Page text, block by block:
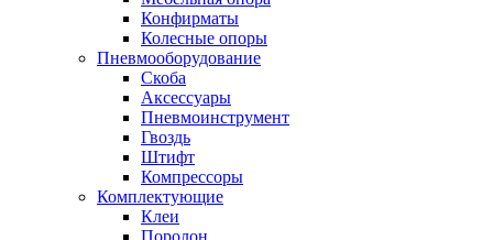
Конфирматы
Колесные опоры
Пневмооборудование
Скоба
Аксессуары
Пневмоинструмент
Гвоздь
Штифт
Компрессоры
Комплектующие
Клеи
Поролон